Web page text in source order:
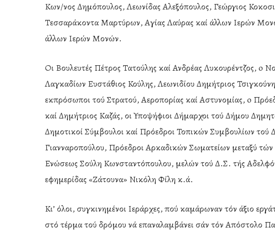
Κων/νος Δημόπουλος, Λεωνίδας Αλεξόπουλος, Γεώργιος
Τεσσαράκοντα Μαρτύρων, Αγίας Λαύρας καί άλλων Ιερών
άλλων Ιερών Μονών.
Οι Βουλευτές Πέτρος Τατούλης καί Ανδρέας Λυκουρέντζος,
Λαγκαδίων Ευστάθιος Κούλης, Λεωνιδίου Δημήτριος
εκπρόσωποι τού Στρατού, Αεροπορίας καί Αστυνομίας, o
καί Δημήτριος Καζάς, οι Υποψήφιοι Δήμαρχοι τού Δήμου
Δημοτικοί Σύμβουλοι καί Πρόεδροι Τοπικών Συμβουλίων
Γιανναροπούλου, Πρόεδροι Αρκαδικών Σωματείων μεταξύ
Ενώσεως Σούλη Κωνσταντόπουλου, μελών τού Δ.Σ. τής
εφημερίδας «Ζάτουνα» Νικόλη Φίλη κ.ά.
Κι’ όλοι, συγκινημένοι Ιεράρχες, πού καμάρωναν τόν άξιο
στό τέρμα τού δρόμου νά επαναλαμβάνει σάν τόν Απόστολο